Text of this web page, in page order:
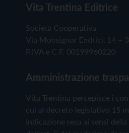
Vita Trentina Editrice
Società Cooperativa
Via Monsignor Endrici, 14 –
P.IVA e C.F. 00199960220
Amministrazione
Vita Trentina percepisce i
cui al decreto legislativo 15
Indicazione resa ai sensi